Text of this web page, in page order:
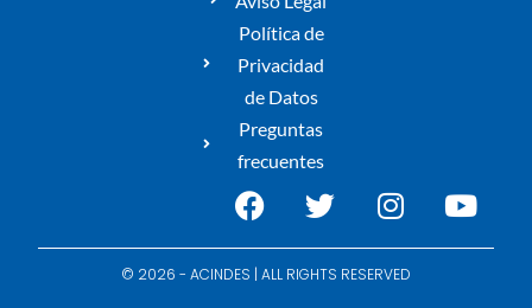
Política de
Privacidad
de Datos
Preguntas
frecuentes
© 2026 - ACINDES | ALL RIGHTS RESERVED